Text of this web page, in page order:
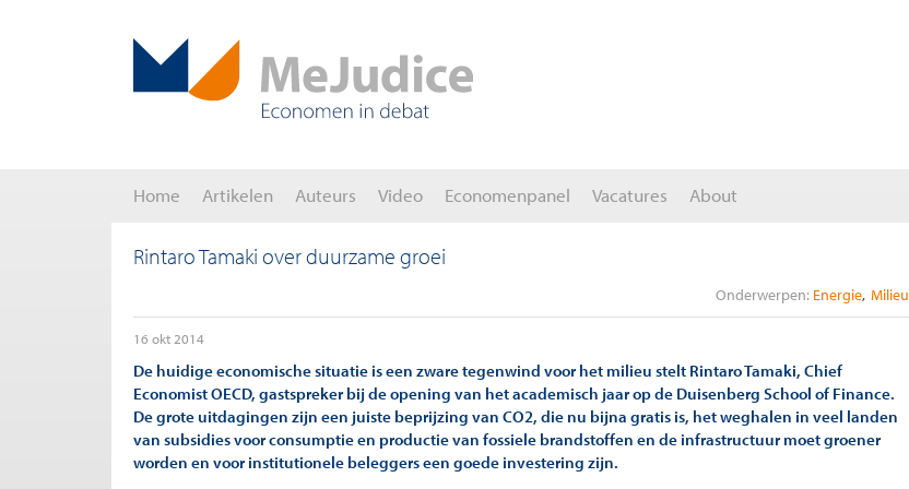
Home Artikelen Auteurs Video Economenpanel Vacatures About
Rintaro Tamaki over duurzame groei
Onderwerpen: Energie Milieu
16 okt 2014
De huidige economische situatie is een zware tegenwind voor het milieu stelt Rintaro Tamaki, Chief
Economist OECD, gastspreker bij de opening van het academisch jaar op de Duisenberg School of Finance.
De grote uitdagingen zijn een juiste beprijzing van CO2, die nu bijna gratis is, het weghalen in veel landen
van subsidies voor consumptie en productie van fossiele brandstoffen en de infrastructuur moet groener
worden en voor institutionele beleggers een goede investering zijn.